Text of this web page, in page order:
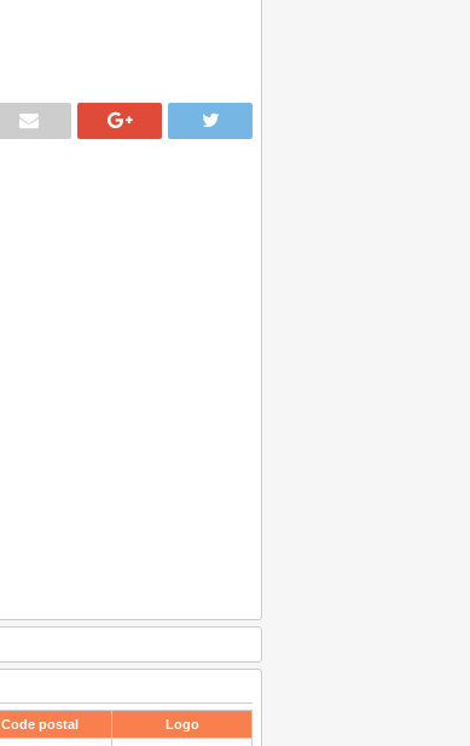
Code postal Logo